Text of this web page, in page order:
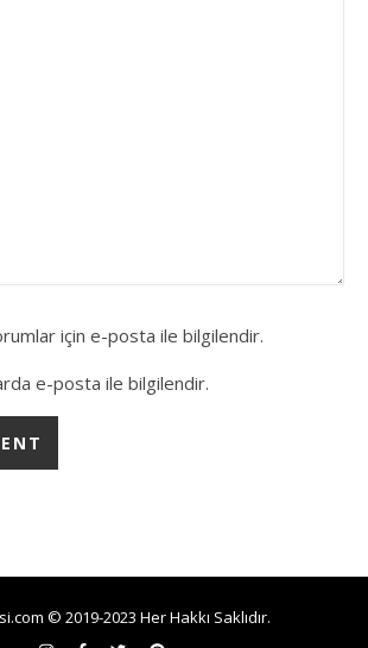
için e-posta ile bilgilendir.
e-posta ile bilgilendir.
© 2019-2023 Her Hakkı Saklıdır.